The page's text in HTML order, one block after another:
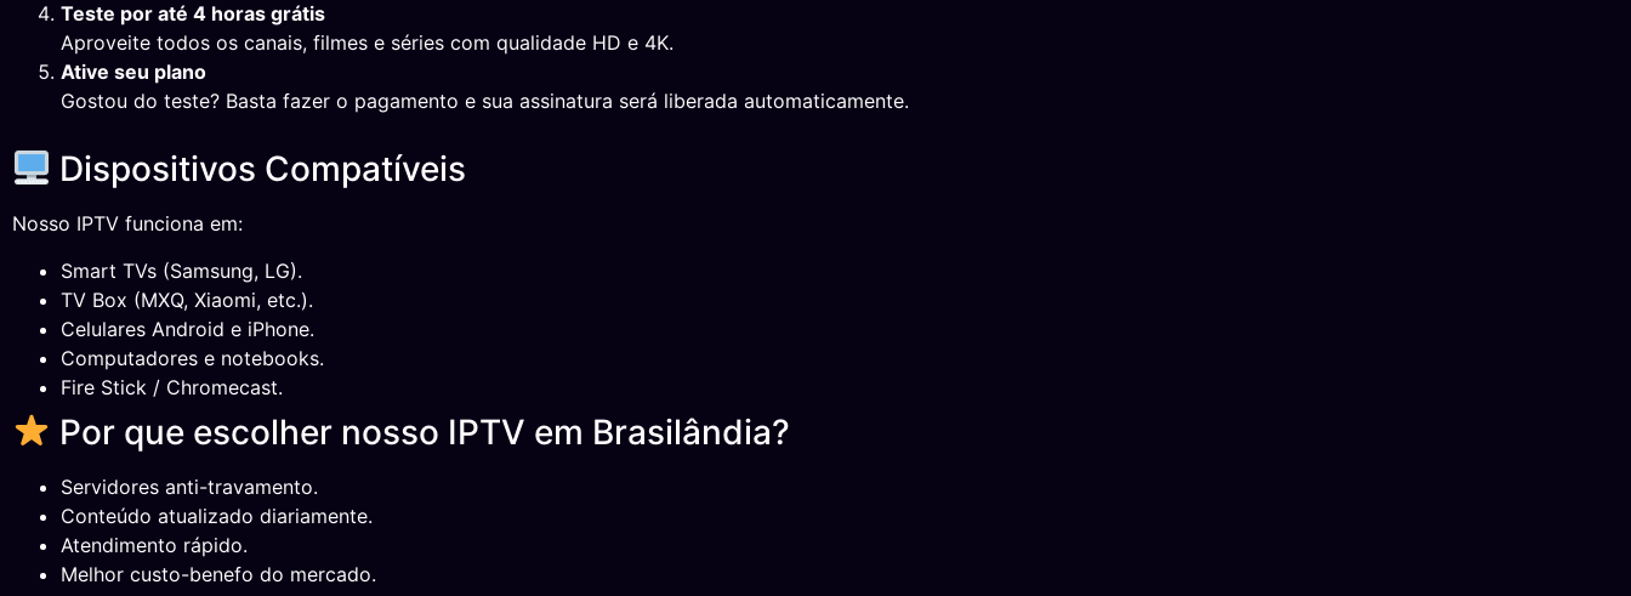
Teste por até 4 horas grátis
Aproveite todos os canais, filmes e séries com qualidade HD e 4K.
Ative seu plano
Gostou do teste? Basta fazer o pagamento e sua assinatura será liberada automaticamente.
Dispositivos Compatíveis
Nosso IPTV funciona em:
Smart TVs (Samsung, LG).
TV Box (MXQ, Xiaomi, etc.).
Celulares Android e iPhone.
Computadores e notebooks.
Fire Stick / Chromecast.
Por que escolher nosso IPTV em Brasilândia?
Servidores anti-travamento.
Conteúdo atualizado diariamente.
Atendimento rápido.
Melhor custo-benefo do mercado.